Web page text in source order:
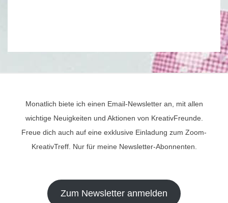
Monatlich biete ich einen Email-Newsletter an, mit allen
wichtige Neuigkeiten und Aktionen von KreativFreunde.
Freue dich auch auf eine exklusive Einladung zum Zoom-
KreativTreff. Nur für meine Newsletter-Abonnenten.
Zum Newsletter anmelden